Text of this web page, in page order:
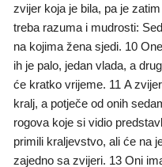
zvijer koja je bila, pa je
treba razuma i mudrosti:
na kojima žena sjedi. 10
ih je palo, jedan vlada, a
će kratko vrijeme. 11 A
kralj, a potječe od onih
rogova koje si vidio
primili kraljevstvo, ali će na
zajedno sa zvijeri. 13 Oni